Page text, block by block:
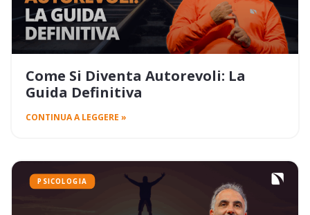
Come Si Diventa Autorevoli: La
Guida Definitiva
CONTINUA A LEGGERE »
PSICOLOGIA